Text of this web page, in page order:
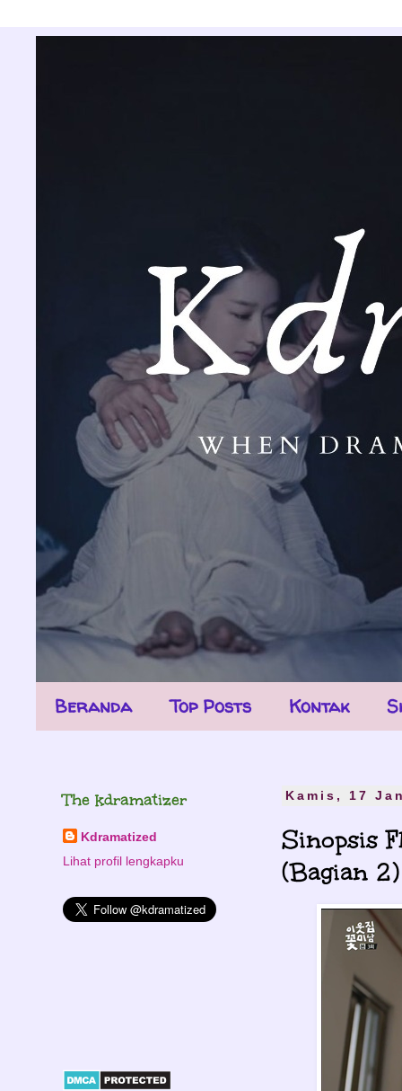
Beranda Top Posts Kontak
Kamis, 17
Sinopsis
(Bagian 2)
The kdramatizer
Kdramatized
Lihat profil lengkapku